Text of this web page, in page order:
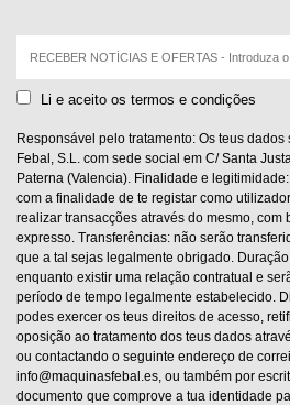
Correio
eletrónico:
Li e aceito os termos e condições
Responsável pelo tratamento: Os teus
Febal, S.L. com sede social em C/ Santa
Paterna (Valencia). Finalidade e
com a finalidade de te registar como
realizar transacções através do mesmo, com
expresso. Transferências: não serão
que a tal sejas legalmente obrigado.
enquanto existir uma relação contratual e
período de tempo legalmente estabelecido.
podes exercer os teus direitos de acesso,
oposição ao tratamento dos teus dados
ou contactando o seguinte endereço de
info@maquinasfebal.es, ou também por
documento que comprove a tua identidade